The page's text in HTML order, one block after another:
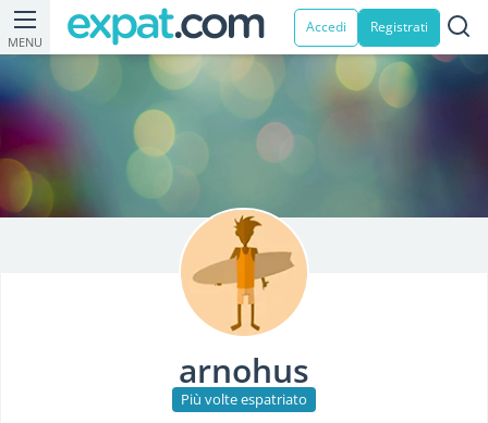
MENU
Accedi Registrati
arnohus
Più volte espatriato